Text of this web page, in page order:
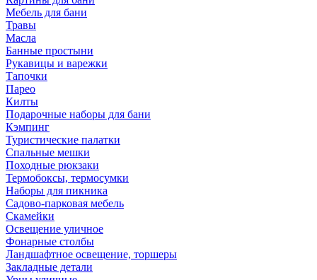
Мебель для бани
Травы
Масла
Банные простыни
Рукавицы и варежки
Тапочки
Парео
Килты
Подарочные наборы для бани
Кэмпинг
Туристические палатки
Спальные мешки
Походные рюкзаки
Термобоксы, термосумки
Наборы для пикника
Садово-парковая мебель
Скамейки
Освещение уличное
Фонарные столбы
Ландшафтное освещение, торшеры
Закладные детали